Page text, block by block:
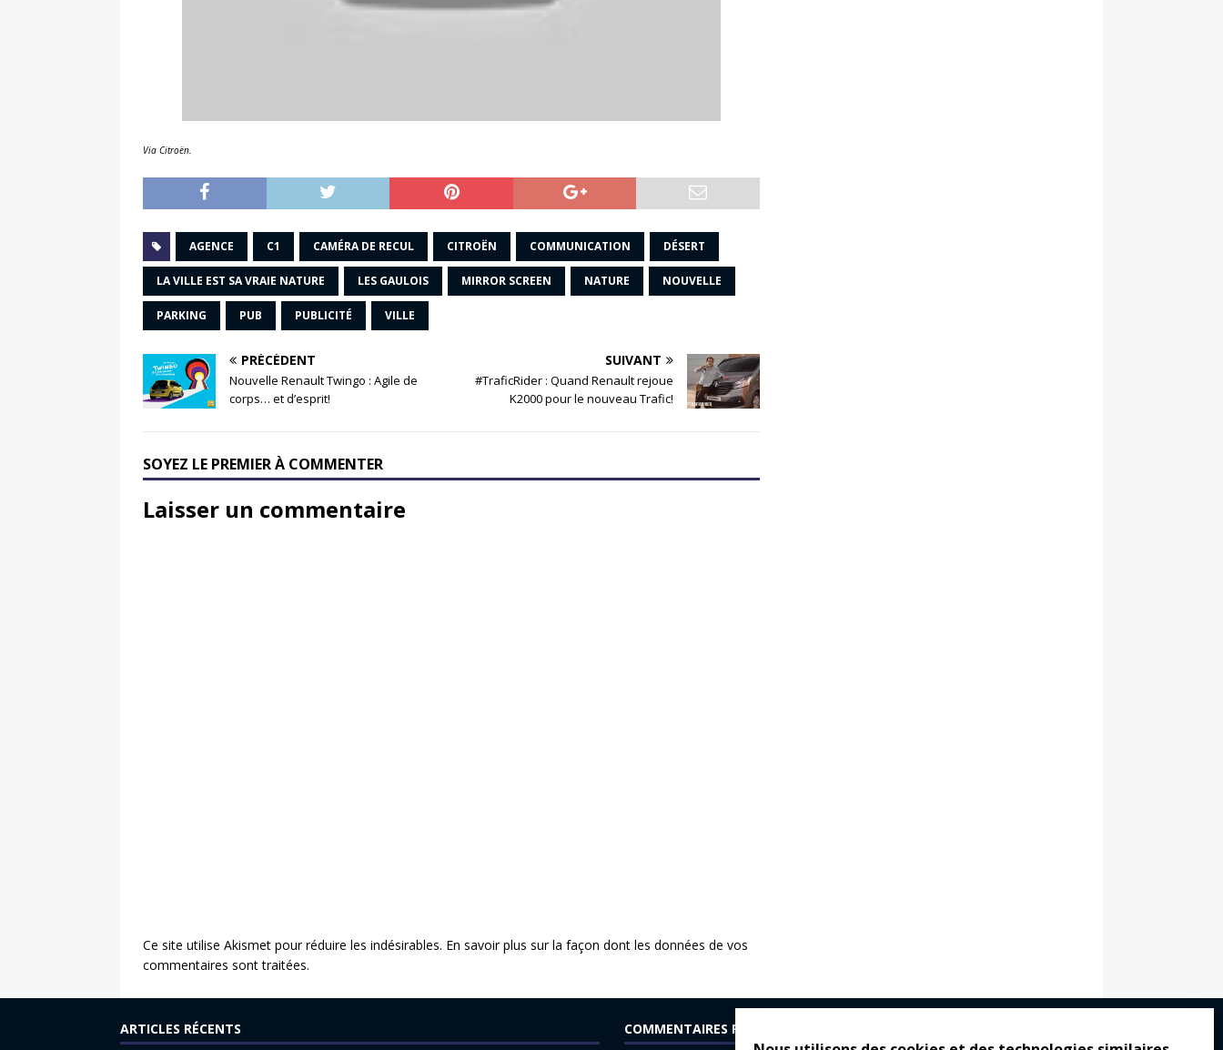
Via Citroën.
AGENCE C1 CAMÉRA DE RECUL CITROËN COMMUNICATION DÉSERT
LA VILLE EST SA VRAIE NATURE LES GAULOIS MIRROR SCREEN NATURE NOUVELLE
PARKING PUB PUBLICITÉ VILLE
PRÉCÉDENT
Nouvelle Renault Twingo : Agile de
corps… et d’esprit!
SUIVANT
#TraficRider : Quand Renault rejoue
K2000 pour le nouveau Trafic!
SOYEZ LE PREMIER À COMMENTER
Laisser un commentaire
Ce site utilise Akismet pour réduire les indésirables. En savoir plus sur la façon dont les données de vos
commentaires sont traitées.
ARTICLES RÉCENTS COMMENTAIRES RÉCENTS